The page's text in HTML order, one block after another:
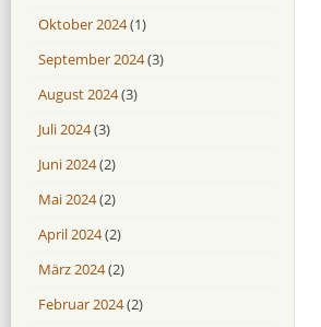
Oktober 2024(1)
September 2024(3)
August 2024(3)
Juli 2024(3)
Juni 2024(2)
Mai 2024(2)
April 2024(2)
März 2024(2)
Februar 2024(2)